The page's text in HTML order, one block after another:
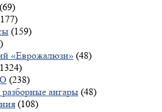
(69)
(159)
«Еврожалюзи» (48)
(238)
ангары (48)
(108)